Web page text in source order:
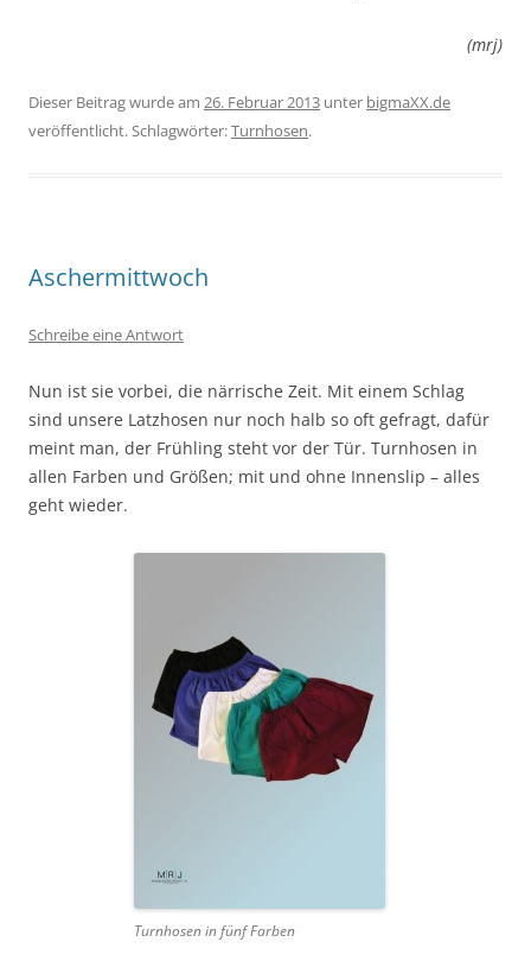
(mrj)
Dieser Beitrag wurde am 26. Februar 2013 unter bigmaXX.de
veröffentlicht. Schlagwörter:Turnhosen.
Aschermittwoch
Schreibe eine Antwort
Nun ist sie vorbei, die närrische Zeit. Mit einem Schlag
sind unsere Latzhosen nur noch halb so oft gefragt, dafür
meint man, der Frühling steht vor der Tür. Turnhosen in
allen Farben und Größen; mit und ohne Innenslip – alles
geht wieder.
Turnhosen in fünf Farben